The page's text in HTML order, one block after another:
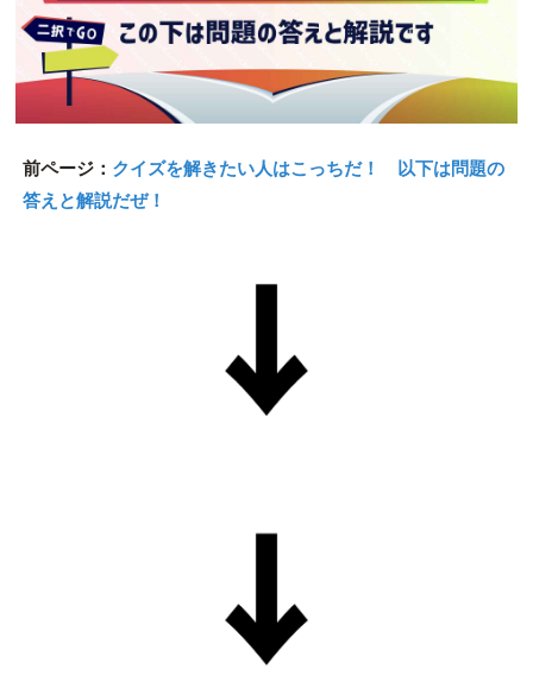
前ページ： クイズを解きたい人はこっちだ！ 以下は問題の
答えと解説だぜ！